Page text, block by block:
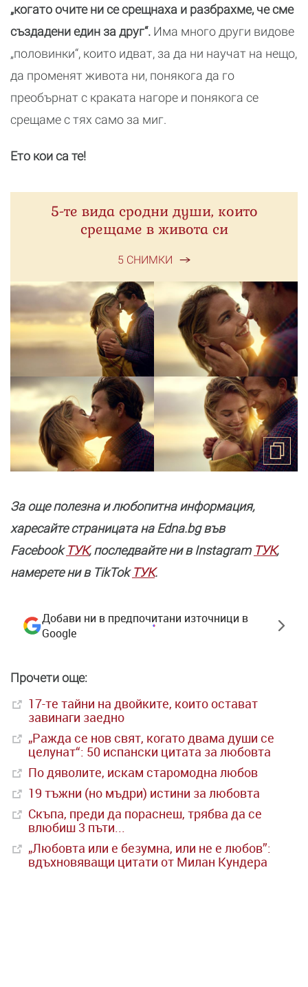
„когато очите ни се срещнаха и разбрахме, че сме
създадени един за друг“. Има много други видове
„половинки“, които идват, за да ни научат на нещо,
да променят живота ни, понякога да го
преобърнат с краката нагоре и понякога се
срещаме с тях само за миг.
Ето кои са те!
5-те вида сродни души, които
срещаме в живота си
5 СНИМКИ
За още полезнa и любопитна информация,
харесайте страницата нa Edna.bg във
FacebookТУК, последвайте ни в Instagram ТУК,
намерете ни в TikTokТУК.
Добави ни в предпочитани източници в
Google
Прочети още:
17-те тайни на двойките, които остават
завинаги заедно
„Ражда се нов свят, когато двама души се
целунат“: 50 испански цитата за любовта
По дяволите, искам старомодна любов
19 тъжни (но мъдри) истини за любовта
Скъпа, преди да пораснеш, трябва да се
влюбиш 3 пъти...
„Любовта или е безумна, или не е любов”:
вдъхновяващи цитати от Милан Кундера